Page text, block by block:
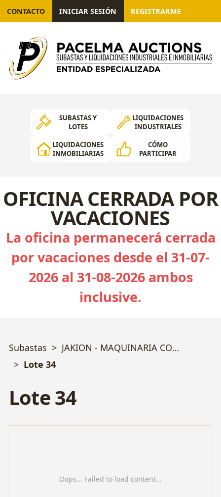
CONTACTO INICIAR SESIÓN REGISTRARME
SUBASTAS Y
LOTES
LIQUIDACIONES
INDUSTRIALES
LIQUIDACIONES
INMOBILIARIAS
CÓMO
PARTICIPAR
OFICINA CERRADA POR
VACACIONES
La oficina permanecerá cerrada
por vacaciones desde el 31-07-
2026 al 31-08-2026 ambos
inclusive.
Subastas
JAKION - MAQUINARIA CONSERVERA MERMELADAS Y SALSAS
Lote 34
Lote 34
Oops... Failed to load content...